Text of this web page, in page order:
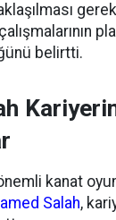
belirtti.
kanat
Salah,